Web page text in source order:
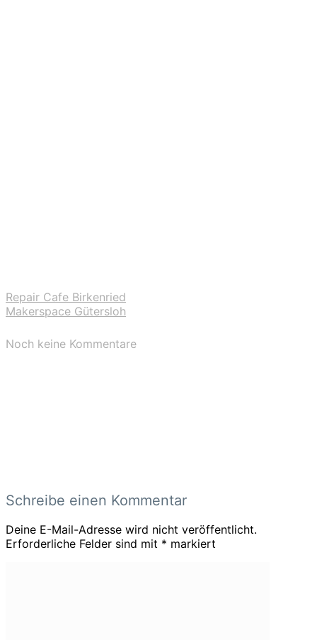
Repair Cafe Birkenried
Makerspace Gütersloh
Noch keine Kommentare
Schreibe einen Kommentar
Deine E-Mail-Adresse wird nicht veröffentlicht.
Erforderliche Felder sind mit * markiert